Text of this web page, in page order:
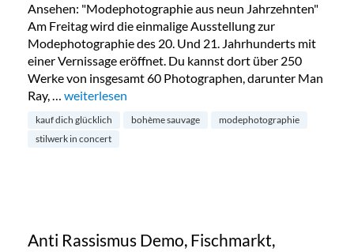
Ansehen: "Modephotographie aus neun Jahrzehnten"
Am Freitag wird die einmalige Ausstellung zur
Modephotographie des 20. Und 21. Jahrhunderts mit
einer Vernissage eröffnet. Du kannst dort über 250
Werke von insgesamt 60 Photographen, darunter Man
Ray, … „Modephotographie aus neun Jahrzehnten, Kauf
weiterlesen
kauf dich glücklich bohème sauvage
modephotographie
stilwerk in concert
Anti Rassismus Demo, Fischmarkt,